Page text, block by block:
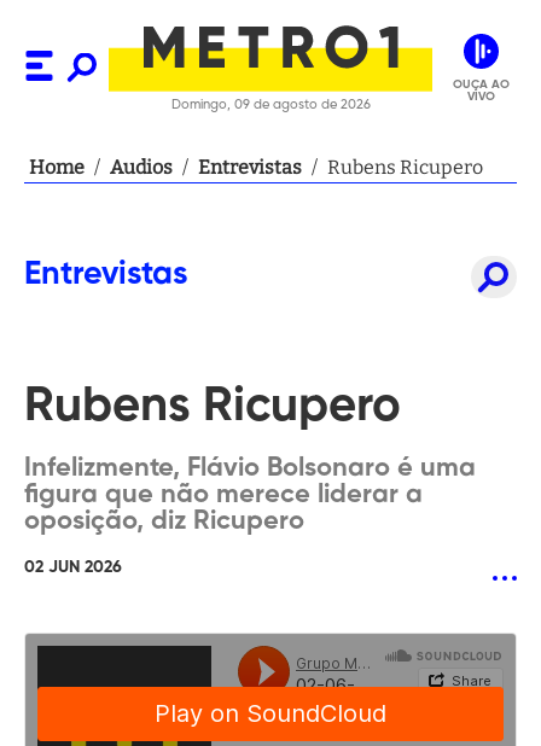
Domingo, 09 de agosto de 2026
OUÇA AO
VIVO
Home / Audios / Entrevistas / Rubens Ricupero
Entrevistas
Rubens Ricupero
Infelizmente, Flávio Bolsonaro é uma
figura que não merece liderar a
oposição, diz Ricupero
02 JUN 2026